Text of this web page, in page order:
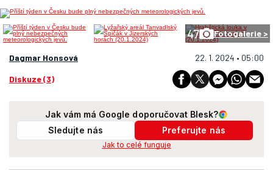
47 Fotogalerie >
Dagmar Honsová 22. 1. 2024 • 05:00
Diskuze (3)
Jak vám má Google doporučovat Blesk?
Sledujte nás
Preferujte nás
Jak to celé funguje